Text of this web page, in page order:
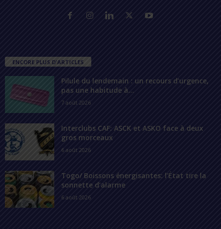
ENCORE PLUS D'ARTICLES
Pilule du lendemain : un recours d’urgence,
pas une habitude à...
7 août 2026
Interclubs CAF: ASCK et ASKO face à deux
gros morceaux
6 août 2026
Togo/ Boissons énergisantes: l’État tire la
sonnette d’alarme
6 août 2026